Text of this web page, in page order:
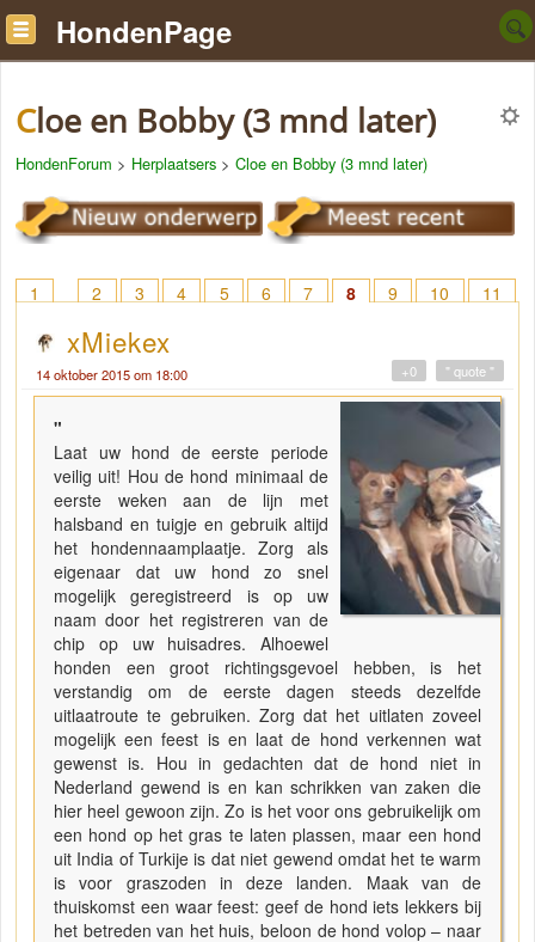
HondenPage
Cloe en Bobby (3 mnd later)
HondenForum > Herplaatsers > Cloe en Bobby (3 mnd later)
1 2 3 4 5 6 7 8 9 10
11
xMiekex
14 oktober 2015 om 18:00 " quote "
+0
"
Laat uw hond de eerste periode
veilig uit! Hou de hond minimaal de
eerste weken aan de lijn met
halsband en tuigje en gebruik altijd
het hondennaamplaatje. Zorg als
eigenaar dat uw hond zo snel
mogelijk geregistreerd is op uw
naam door het registreren van de
chip op uw huisadres. Alhoewel
honden een groot richtingsgevoel hebben, is het
verstandig om de eerste dagen steeds dezelfde
uitlaatroute te gebruiken. Zorg dat het uitlaten zoveel
mogelijk een feest is en laat de hond verkennen wat
gewenst is. Hou in gedachten dat de hond niet in
Nederland gewend is en kan schrikken van zaken die
hier heel gewoon zijn. Zo is het voor ons gebruikelijk om
een hond op het gras te laten plassen, maar een hond
uit India of Turkije is dat niet gewend omdat het te warm
is voor graszoden in deze landen. Maak van de
thuiskomst een waar feest: geef de hond iets lekkers bij
het betreden van het huis, beloon de hond volop – naar